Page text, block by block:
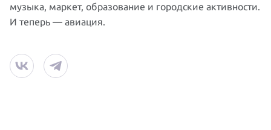
музыка, маркет, образование и городские активности.
И теперь — авиация.